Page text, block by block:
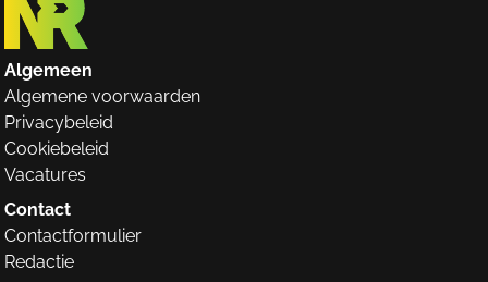
Algemeen
Algemene voorwaarden
Privacybeleid
Cookiebeleid
Vacatures
Contact
Contactformulier
Redactie